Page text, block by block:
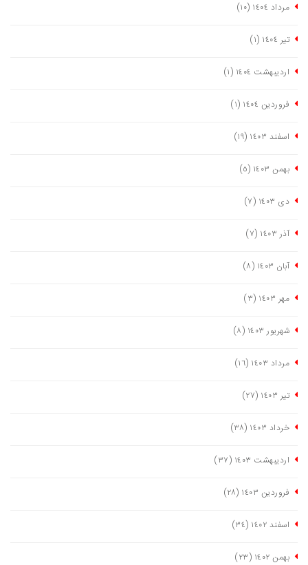
مرداد ١٤٠٤ (١٠)
تیر ١٤٠٤ (١)
اردیبهشت ١٤٠٤ (١)
فروردین ١٤٠٤ (١)
اسفند ١٤٠٣ (١٩)
بهمن ١٤٠٣ (٥)
دی ١٤٠٣ (٧)
آذر ١٤٠٣ (٧)
آبان ١٤٠٣ (٨)
مهر ١٤٠٣ (٣)
شهریور ١٤٠٣ (٨)
مرداد ١٤٠٣ (١٦)
تیر ١٤٠٣ (٢٧)
خرداد ١٤٠٣ (٣٨)
اردیبهشت ١٤٠٣ (٣٧)
فروردین ١٤٠٣ (٢٨)
اسفند ١٤٠٢ (٣٤)
بهمن ١٤٠٢ (٢٣)